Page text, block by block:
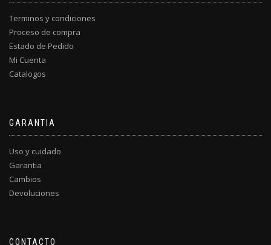
Terminos y condiciones
Proceso de compra
Estado de Pedido
Mi Cuenta
Catalogos
GARANTIA
Uso y cuidado
Garantia
Cambios
Devoluciones
CONTACTO